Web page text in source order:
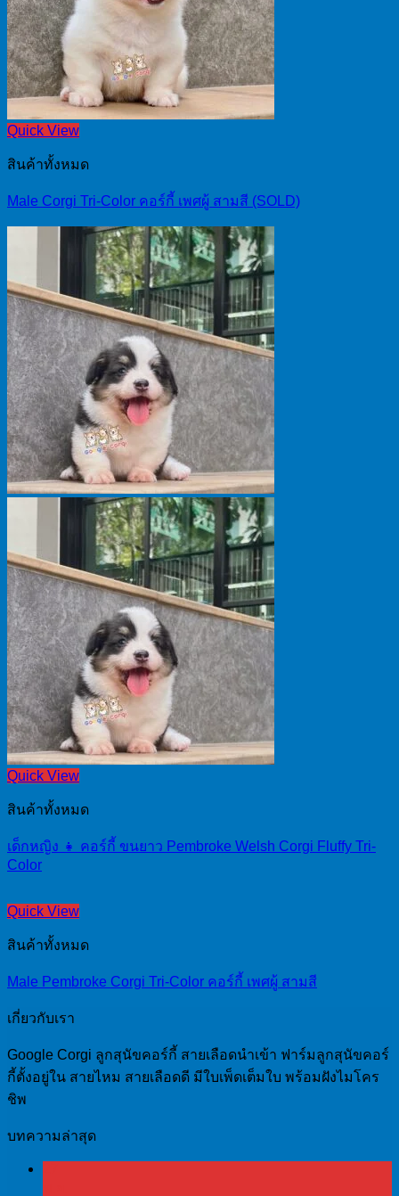
Quick View
สินค้าทั้งหมด
Male Corgi Tri-Color คอร์กี้ เพศผู้ สามสี (SOLD)
Quick View
สินค้าทั้งหมด
เด็กหญิง 👧 คอร์กี้ ขนยาว Pembroke Welsh Corgi Fluffy Tri-
Color
Quick View
สินค้าทั้งหมด
Male Pembroke Corgi Tri-Color คอร์กี้ เพศผู้ สามสี
เกี่ยวกับเรา
Google Corgi ลูกสุนัขคอร์กี้ สายเลือดนำเข้า ฟาร์มลูกสุนัขคอร์
กี้ตั้งอยู่ใน สายไหม สายเลือดดี มีใบเพ็ดเต็มใบ พร้อมฝังไมโคร
ชิพ
บทความล่าสุด